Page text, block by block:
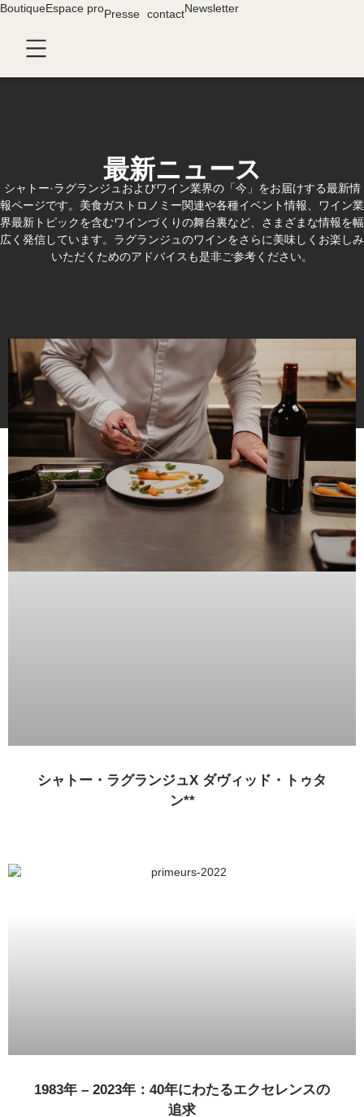
BoutiqueEspace proPresse contactNewsletter
最新ニュース
シャトー·ラグランジュおよびワイン業界の「今」をお届けする最新情
報ページです。美食ガストロノミー関連や各種イベント情報、ワイン業
界最新トピックを含むワインづくりの舞台裏など、さまざまな情報を幅
広く発信しています。ラグランジュのワインをさらに美味しくお楽しみ
いただくためのアドバイスも是非ご参考ください。
シャトー・ラグランジュX ダヴィッド・トゥタ
ン**
1983年 – 2023年：40年にわたるエクセレンスの
追求
クッキー利用の管理について